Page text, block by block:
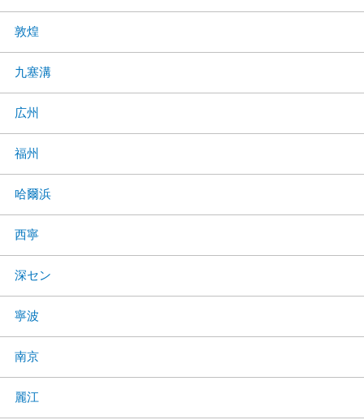
敦煌
九塞溝
広州
福州
哈爾浜
西寧
深セン
寧波
南京
麗江